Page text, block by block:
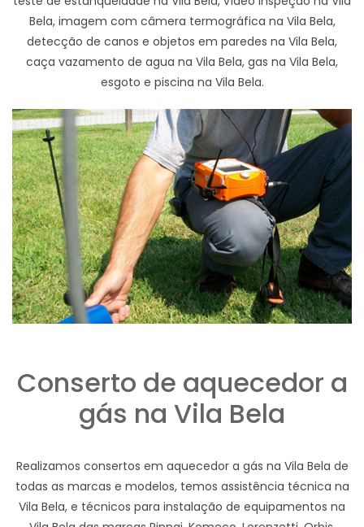
Bela, imagem com câmera termográfica na Vila Bela,
detecção de canos e objetos em paredes na Vila Bela,
caça vazamento de agua na Vila Bela, gas na Vila Bela,
esgoto e piscina na Vila Bela.
Conserto de aquecedor a
gás na Vila Bela
Realizamos consertos em aquecedor a gás na Vila Bela de
todas as marcas e modelos, temos assistência técnica na
Vila Bela, e técnicos para instalação de equipamentos na